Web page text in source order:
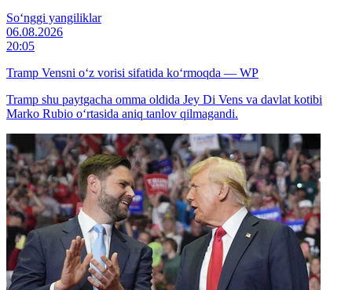
So‘nggi yangiliklar
06.08.2026
20:05
Tramp Vensni o‘z vorisi sifatida ko‘rmoqda — WP
Tramp shu paytgacha omma oldida Jey Di Vens va davlat kotibi
Marko Rubio o‘rtasida aniq tanlov qilmagandi.